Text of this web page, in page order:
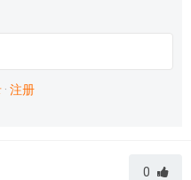
· 注册
0